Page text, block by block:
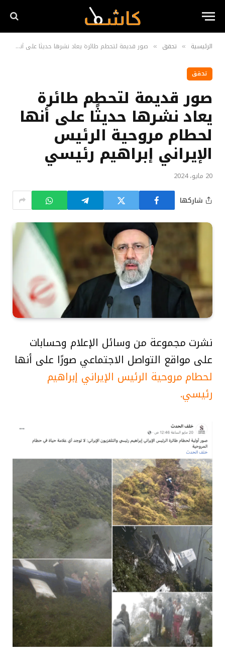
الرئيسية » تحقق » صور قديمة لتحطم طائرة يعاد نشرها حديثًا على أنها لحطام مروحية الرئيس الإيراني إبراهيم رئيسي
تحقق
صور قديمة لتحطم طائرة
يعاد نشرها حديثًا على أنها
لحطام مروحية الرئيس
الإيراني إبراهيم رئيسي
20 مايو، 2024
شاركها
نشرت مجموعة من وسائل الإعلام وحسابات
على مواقع التواصل الاجتماعي صورًا على أنها
لحطام مروحية الرئيس الإيراني إبراهيم
رئيسي.